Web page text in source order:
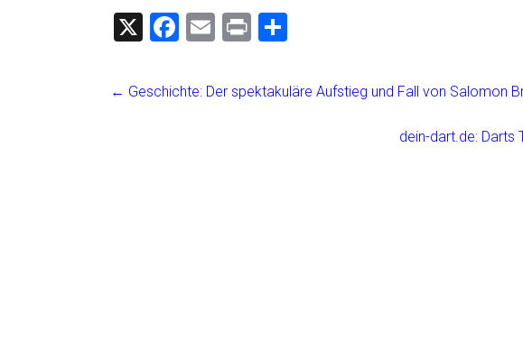
X
F
ce
E
ai
Pr
t
e
← Geschichte: Der spektakuläre Aufstieg und Fall von Salomon
dein-dart.de: Darts